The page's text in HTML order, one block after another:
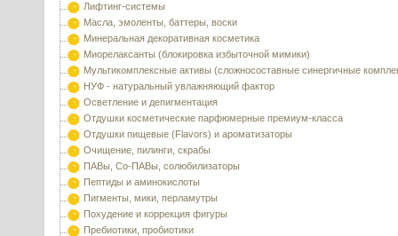
Лифтинг-системы
Масла, эмоленты, баттеры, воски
Минеральная декоративная косметика
Миорелаксанты (блокировка избыточной мимики)
Мультикомплексные активы (сложносоставные синергичные
НУФ - натуральный увлажняющий фактор
Осветление и депигментация
Отдушки косметические парфюмерные премиум-класса
Отдушки пищевые (Flavors) и ароматизаторы
Очищение, пилинги, скрабы
ПАВы, Со-ПАВы, солюбилизаторы
Пептиды и аминокислоты
Пигменты, мики, перламутры
Похудение и коррекция фигуры
Пребиотики, пробиотики